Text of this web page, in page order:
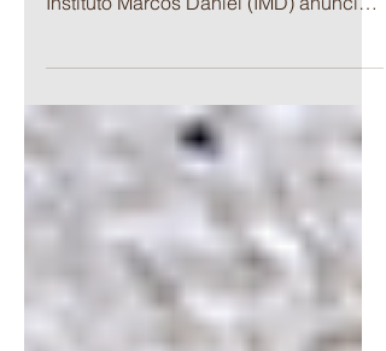
turismo, eventos e hospitalidade! O
a prorrogação das inscrições para o
Edital de Seleção nº 01/2026. Agora,
as pessoas jurídicas interessadas em
coordenar o uso público e a
hospitalidade da Reserva Kaetés —
uma área de 777 hectares voltada ao
ecoturismo e à pesquisa entre Castelo
e Vargem Alta — têm até o dia 30 de
maio de 2026 para se candidatar.
Resumo da oportunidade: Atuação: